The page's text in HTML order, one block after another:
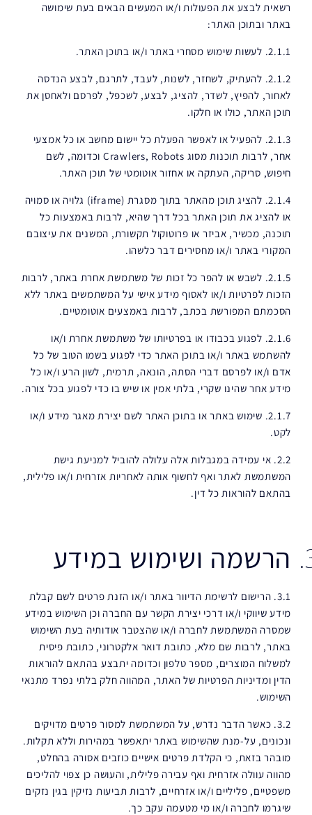
רשאית לבצע את הפעולות ו/או המעשים הבאים בעת שימושה
באתר ובתוכן האתר:
2.1.1. לעשות שימוש מסחרי באתר ו/או בתוכן האתר.
2.1.2. להעתיק, לשחזר, לשנות, לעבד, לתרגם, לבצע הנדסה
לאחור, להפיץ, לשדר, להציג, לבצע, לשכפל, לפרסם ולאחסן את
תוכן האתר, כולו או חלקו.
2.1.3. להפעיל או לאפשר הפעלת כל יישום מחשב או כל אמצעי
אחר, לרבות תוכנות מסוג Crawlers, Robots וכדומה, לשם
חיפוש, סריקה, העתקה או אחזור אוטומטי של תוכן האתר.
2.1.4. להציג תוכן מהאתר בתוך מסגרת (iframe) גלויה או סמויה
או להציג את תוכן האתר בכל דרך שהיא, לרבות באמצעות כל
תוכנה, מכשיר, אביזר או פרוטוקול תקשורת, המשנים את עיצובם
המקורי באתר ו/או מחסירים דבר כלשהו.
2.1.5. לשבש או להפר כל זכות של משתמשת אחרת באתר, לרבות
הזכות לפרטיות ו/או לאסוף מידע אישי על המשתמשים באתר ללא
הסכמתם המפורשת בכתב, לרבות באמצעים אוטומטיים.
2.1.6. לפגוע בכבודו או בפרטיותו של משתמשת אחרת ו/או
להשתמש באתר ו/או בתוכן האתר כדי לפגוע בשמו הטוב של כל
אדם ו/או לפרסם דברי הסתה, הונאה, תרמית, לשון הרע ו/או כל
מידע אחר שהינו שקרי, בלתי אמין או שיש בו כדי לפגוע בכל צורה.
2.1.7. שימוש באתר או בתוכן האתר לשם יצירת מאגר מידע ו/או
לקט.
2.2. אי עמידה במגבלות אלה עלולה להוביל למניעת גישת
המשתמשת לאתר ואף לחשוף אותה לאחריות אזרחית ו/או פלילית,
בהתאם להוראות כל דין.
הרשמה ושימוש במידע
3.1. הרישום לרשימת הדיוור באתר ו/או הזנת פרטים לשם קבלת
מידע שיווקי ו/או דרכי יצירת הקשר עם החברה וכן השימוש במידע
שמסרה המשתמשת לחברה ו/או שהצטבר אודותיה בעת השימוש
באתר, לרבות שם מלא, כתובת דואר אלקטרוני, כתובת פיסית
למשלוח המוצרים, מספר טלפון וכדומה יתבצע בהתאם להוראות
הדין ומדיניות הפרטיות של האתר, המהווה חלק בלתי נפרד מתנאי
השימוש.
3.2. כאשר הדבר נדרש, על המשתמשת למסור פרטים מדויקים
ונכונים, על-מנת שהשימוש באתר יתאפשר במהירות וללא תקלות.
מובהר בזאת, כי הקלדת פרטים אישיים כוזבים אסורה בהחלט,
מהווה עוולה אזרחית ואף עבירה פלילית, והעושה כן צפוי להליכים
משפטיים, פליליים ו/או אזרחיים, לרבות תביעות נזיקין בגין נזקים
שיגרמו לחברה ו/או מי מטעמה עקב כך.